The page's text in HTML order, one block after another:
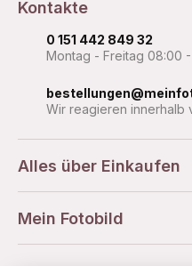
Kontakte
0 151 442 849 32
Montag - Freitag 08:00 -
Wir reagieren innerhalb
Alles über Einkaufen
Mein Fotobild